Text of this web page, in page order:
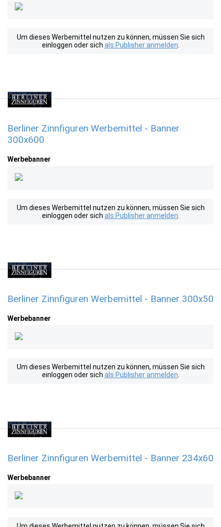
Um dieses Werbemittel nutzen zu können, müssen Sie sich
einloggen oder sich als Publisher anmelden
Berliner Zinnfiguren Werbemittel - Banner
300x600
Werbebanner
Um dieses Werbemittel nutzen zu können, müssen Sie sich
einloggen oder sich als Publisher anmelden
Berliner Zinnfiguren Werbemittel - Banner 300x50
Werbebanner
Um dieses Werbemittel nutzen zu können, müssen Sie sich
einloggen oder sich als Publisher anmelden
Berliner Zinnfiguren Werbemittel - Banner 234x60
Werbebanner